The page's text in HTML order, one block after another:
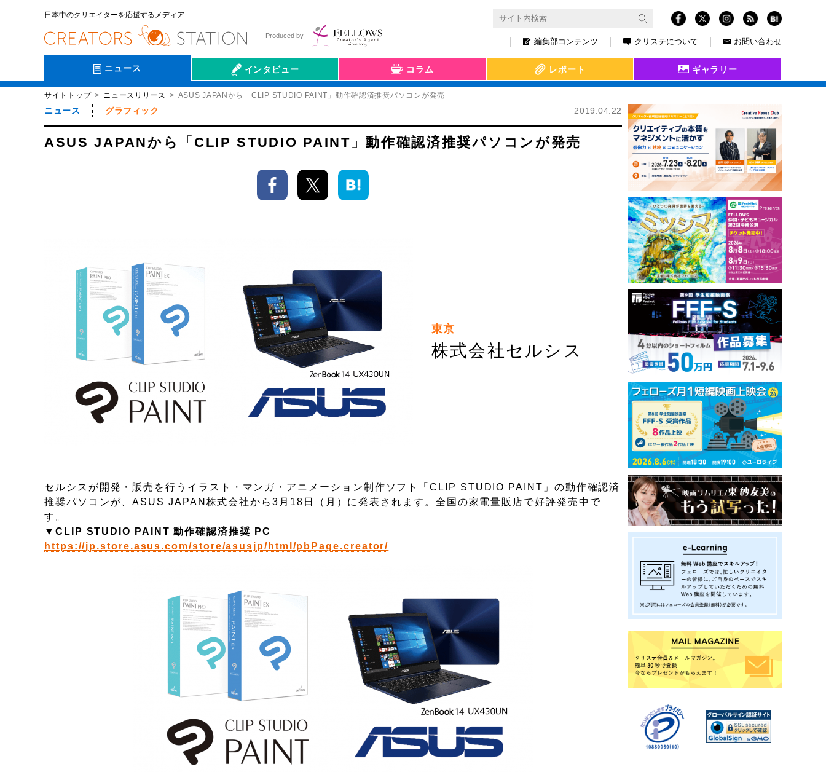
日本中のクリエイターを応援するメディア
編集部コンテンツ クリステについて お問い合わせ
Produced by
ニュース インタビュー
会社伝
コラム レポート ギャラリー
サイトトップ ニュースリリース ASUS JAPANから「CLIP STUDIO PAINT」動作確認済推奨パソコンが発売
ニュース グラフィック 2019.04.22
ASUS JAPANから「CLIP STUDIO PAINT」動作確認済推奨パソコンが発売
東京
株式会社セルシス
セルシスが開発・販売を行うイラスト・マンガ・アニメーション制作ソフト「CLIP STUDIO PAINT」の動作確認済
推奨パソコンが、ASUS JAPAN株式会社から3月18日（月）に発表されます。全国の家電量販店で好評発売中で
す。
▼CLIP STUDIO PAINT 動作確認済推奨 PC
https://jp.store.asus.com/store/asusjp/html/pbPage.creator/